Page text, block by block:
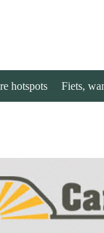
hotspots Fiets,